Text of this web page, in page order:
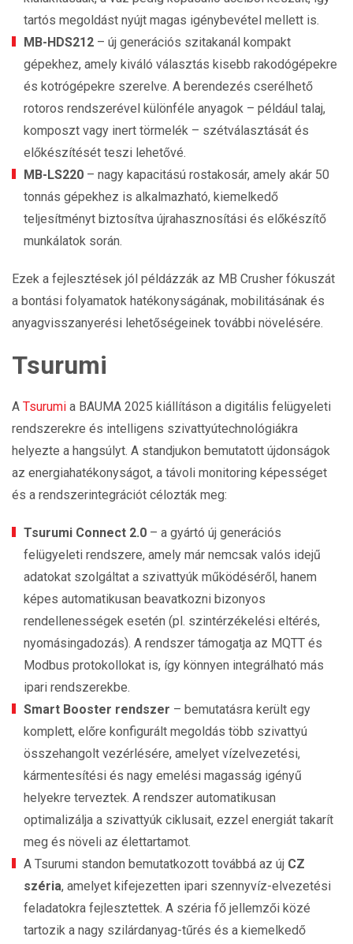
tartós megoldást nyújt magas igénybevétel mellett is.
MB-HDS212 – új generációs szitakanál kompakt
gépekhez, amely kiváló választás kisebb rakodógépekre
és kotrógépekre szerelve. A berendezés cserélhető
rotoros rendszerével különféle anyagok – például talaj,
komposzt vagy inert törmelék – szétválasztását és
előkészítését teszi lehetővé.
MB-LS220 – nagy kapacitású rostakosár, amely akár 50
tonnás gépekhez is alkalmazható, kiemelkedő
teljesítményt biztosítva újrahasznosítási és előkészítő
munkálatok során.
Ezek a fejlesztések jól példázzák az MB Crusher fókuszát
a bontási folyamatok hatékonyságának, mobilitásának és
anyagvisszanyerési lehetőségeinek további növelésére.
Tsurumi
A Tsurumi a BAUMA 2025 kiállításon a digitális felügyeleti
rendszerekre és intelligens szivattyútechnológiákra
helyezte a hangsúlyt. A standjukon bemutatott újdonságok
az energiahatékonyságot, a távoli monitoring képességet
és a rendszerintegrációt célozták meg:
Tsurumi Connect 2.0 – a gyártó új generációs
felügyeleti rendszere, amely már nemcsak valós idejű
adatokat szolgáltat a szivattyúk működéséről, hanem
képes automatikusan beavatkozni bizonyos
rendellenességek esetén (pl. szintérzékelési eltérés,
nyomásingadozás). A rendszer támogatja az MQTT és
Modbus protokollokat is, így könnyen integrálható más
ipari rendszerekbe.
Smart Booster rendszer – bemutatásra került egy
komplett, előre konfigurált megoldás több szivattyú
összehangolt vezérlésére, amelyet vízelvezetési,
kármentesítési és nagy emelési magasság igényű
helyekre terveztek. A rendszer automatikusan
optimalizálja a szivattyúk ciklusait, ezzel energiát takarít
meg és növeli az élettartamot.
A Tsurumi standon bemutatkozott továbbá az új CZ
széria, amelyet kifejezetten ipari szennyvíz-elvezetési
feladatokra fejlesztettek. A széria fő jellemzői közé
tartozik a nagy szilárdanyag-tűrés és a kiemelkedő